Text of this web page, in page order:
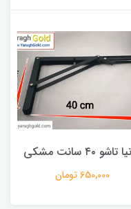
۴۰ سانت مشکی
650,000 تومان